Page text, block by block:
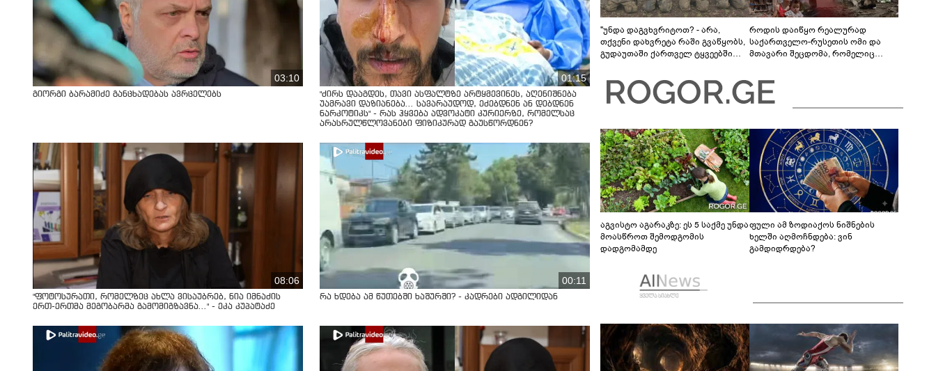
03:10
გიორგი ბარამიძე განცხადებას ავრცელებს
01:15
"ძირს დააგდეს, თავი ასფალტზე არტყმევინეს, აღენიშნება
უამრავი დაზიანება... სავარაუდოდ, ეძებდნენ ან დებდნენ
ნარკოტიკს" - რას ჰყვება ადვოკატი კურიერზე, რომელსაც
არასრულწლოვანები ფიზიკურად გაუსწორდნენ?
08:06
"ფოტოსურათი, რომელზეც ახლა ვისაუბრებ, ნია იმნაძის
ერთ-ერთმა მეგობარმა გამომიგზავნა..." - ეკა კუპატაძე
00:11
რა ხდება ამ წუთებში ხაშურში? - კადრები ადგილიდან
"უნდა დაგვხვრიტოთ? - არა,
თქვენი დახვრეტა რაში გვაწყობს,
გუდაუთაში ქართველ ტყვეებში
როდის დაიწყო რეალურად
საქართველო-რუსეთის ომი და
მთავარი შეცდომა, რომელიც
აგვისტო აგარაკზე: ეს 5 საქმე უნდა
მოასწროთ შემოდგომის
დადგომამდე
ფული ამ ზოდიაქოს ნიშნების
ხელში აღმოჩნდება: ვინ
გამდიდრდება?